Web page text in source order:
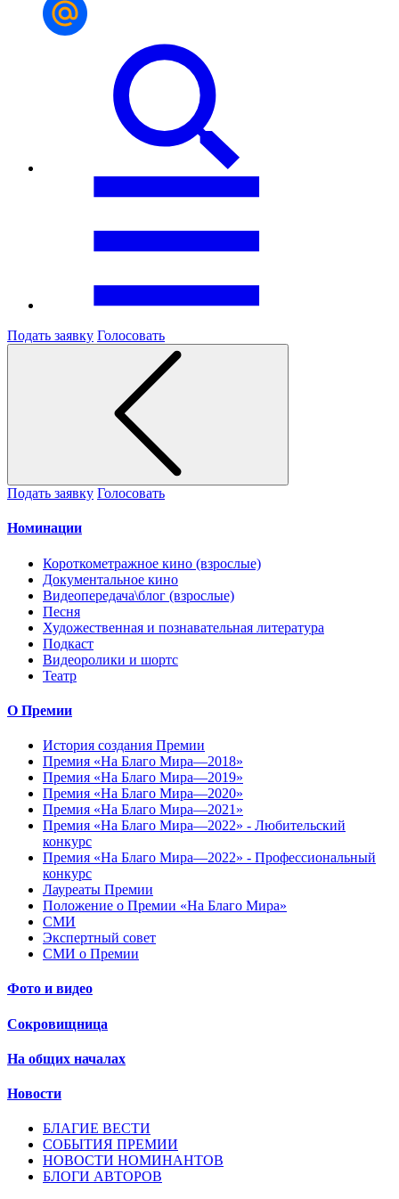
Подать заявку Голосовать
Подать заявку Голосовать
Номинации
Короткометражное кино (взрослые)
Документальное кино
Видеопередача\блог (взрослые)
Песня
Художественная и познавательная литература
Подкаст
Видеоролики и шортс
Театр
О Премии
История создания Премии
Премия «На Благо Мира—2018»
Премия «На Благо Мира—2019»
Премия «На Благо Мира—2020»
Премия «На Благо Мира—2021»
Премия «На Благо Мира—2022» - Любительский
конкурс
Премия «На Благо Мира—2022» - Профессиональный
конкурс
Лауреаты Премии
Положение о Премии «На Благо Мира»
СМИ
Экспертный совет
СМИ о Премии
Фото и видео
Сокровищница
На общих началах
Новости
БЛАГИЕ ВЕСТИ
СОБЫТИЯ ПРЕМИИ
НОВОСТИ НОМИНАНТОВ
БЛОГИ АВТОРОВ